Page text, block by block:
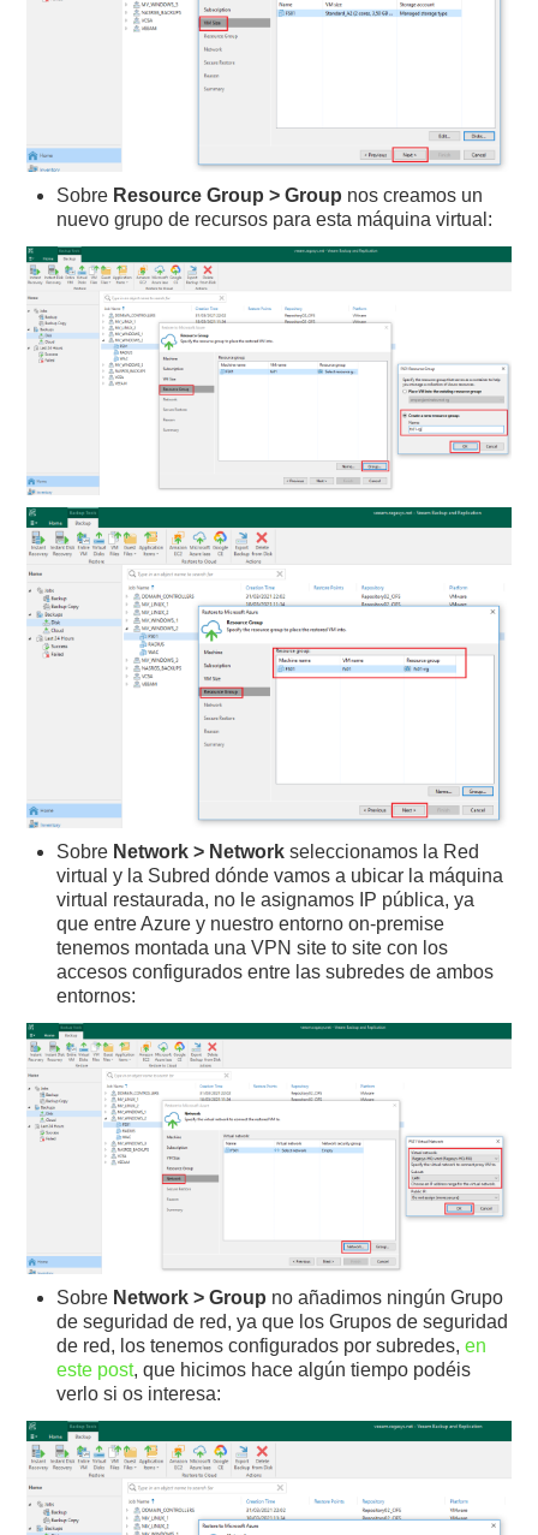
Sobre Resource Group > Group nos creamos un
nuevo grupo de recursos para esta máquina virtual:
Sobre Network > Network seleccionamos la Red
virtual y la Subred dónde vamos a ubicar la máquina
virtual restaurada, no le asignamos IP pública, ya
que entre Azure y nuestro entorno on-premise
tenemos montada una VPN site to site con los
accesos configurados entre las subredes de ambos
entornos:
Sobre Network > Group no añadimos ningún Grupo
de seguridad de red, ya que los Grupos de seguridad
de red, los tenemos configurados por subredes,en
este post, que hicimos hace algún tiempo podéis
verlo si os interesa: